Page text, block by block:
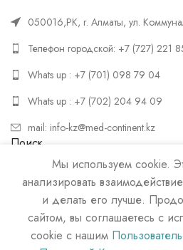
050016,РК, г. Алматы, ул.
Телефон городской: +7 (727) 221
Whats up : +7 (701) 098 79 04
Whats up : +7 (702) 204 94 09
mail: info-kz@med-continent.kz
Поиск
Мы используем cookie.
анализировать
и делать его лучше.
сайтом, вы соглашаетесь с
cookie с нашим